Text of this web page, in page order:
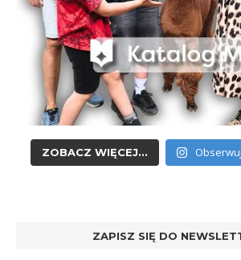
ZOBACZ WIĘCEJ...
ZAPISZ SIĘ DO